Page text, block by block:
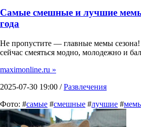
Самые смешные и лучшие
года
Не пропустите — главные мемы
сейчас смеяться модно, молодежно и
maximonline.ru »
2025-07-30 19:00 /Развлечения
Фото: #самые #смешные #лучшие #